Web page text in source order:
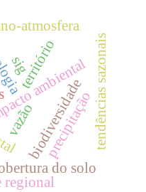
ambiental
biodiversidade
do solo
precipitação
vazão tendências sazonais
atmosfera
território
regional
sig